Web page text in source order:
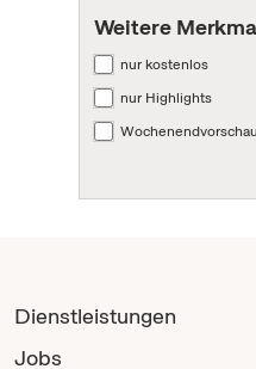
Weitere
nur kostenlos
nur Highlights
Wochenendvorschau
Dienstleistungen
Jobs